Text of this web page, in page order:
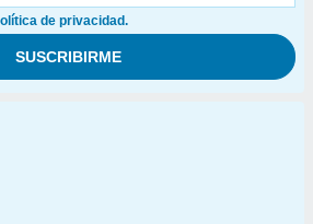
de privacidad.